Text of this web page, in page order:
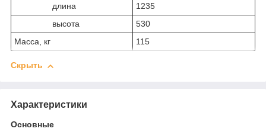
длина
1235
высота
530
Масса, кг
115
Скрыть
Характеристики
Основные